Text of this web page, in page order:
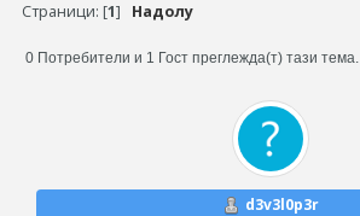
Страници: [1] Надолу
0 Потребители и 1 Гост преглежда(т) тази тема.
d3v3l0p3r